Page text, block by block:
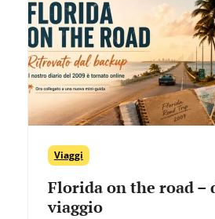
Viaggi
Florida on the road –
viaggio